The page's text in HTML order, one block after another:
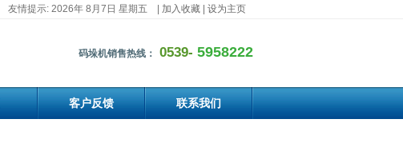
友情提示: 2026年 8月7日 星期五 加入收藏 设为主页
码垛机销售热线： 0539- 5958222
客户反馈 联系我们